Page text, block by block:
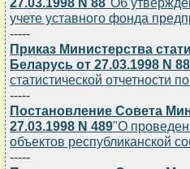
учете уставного фонда
-----
Приказ Министерства
Беларусь от 27.03.1998 N 88
статистической отчетности
-----
Постановление Совета
27.03.1998 N 489"О
объектов республиканской
-----